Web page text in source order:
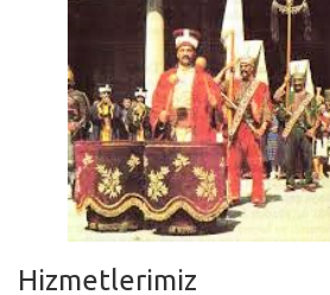
Hizmetlerimiz